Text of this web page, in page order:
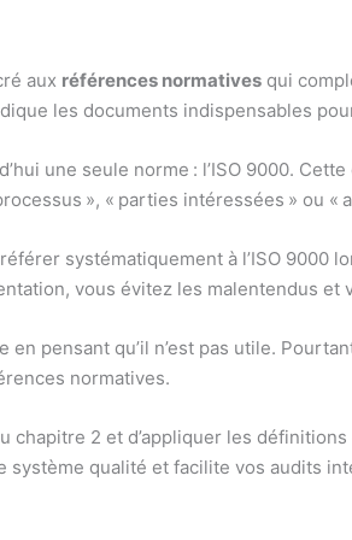
aux références normatives qui
les documents indispensables
une seule norme : l’ISO 9000.
», « parties intéressées » ou
systématiquement à l’ISO
vous évitez les malentendus et
en pensant qu’il n’est pas utile.
normatives.
chapitre 2 et d’appliquer les
qualité et facilite vos audits